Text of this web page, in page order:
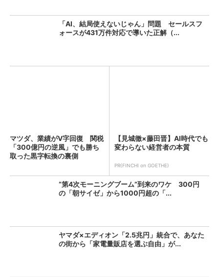
「AI、結局使えないじゃん」問題 セールスフ
ォースが431万件対応で導いた正解（...
マツダ、業績がV字回復 関税
「300億円の逆風」でも勝ち
取った黒字転換の裏側
【見城徹×藤田晋】AI時代でも
変わらない経営者の本質
PR(FINCHI on GOETHE)
“第4次モーニングブーム”到来のワケ 300円
の「朝サイゼ」から1000円超の「...
ヤマダ×エディオン「2.5兆円」統合で、あなた
の街から「家電量販店を選ぶ自由」が...